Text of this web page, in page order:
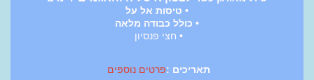
• טיסות אל על
• כולל כבודה מלאה
• חצי פנסיון
תאריכים :פרטים נוספים